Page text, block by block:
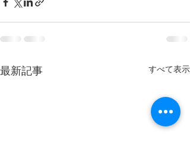
最新記事 すべて表示